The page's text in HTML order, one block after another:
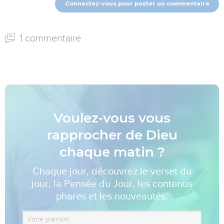
Connectez-vous pour poster un commentaire
1 commentaire
Voulez-vous vous
rapprocher de Dieu
chaque matin ?
Chaque jour, découvrez le verset du
jour, la Pensée du Jour, les contenus
phares et les nouveautés.